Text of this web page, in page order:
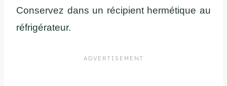
Conservez dans un récipient hermétique au
réfrigérateur.